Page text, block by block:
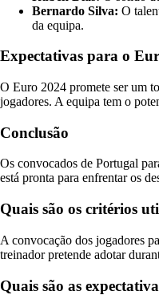
Bernardo Silva: O
da equipa.
Expectativas para o
O Euro 2024 promete ser um
jogadores. A equipa tem o
Conclusão
Os convocados de Portugal
está pronta para enfrentar os
Quais são os critérios
A convocação dos jogadores
treinador pretende adotar
Quais são as